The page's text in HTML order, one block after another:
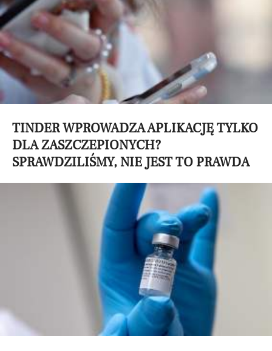
TINDER WPROWADZA APLIKACJĘ TYLKO
DLA ZASZCZEPIONYCH?
SPRAWDZILIŚMY, NIE JEST TO PRAWDA